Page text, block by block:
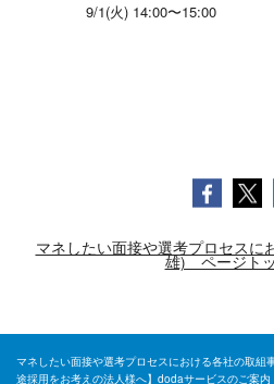
9/1(火) 14:00〜15:00
マネしたい面接や選考プロセスに
雄) ページト
マネしたい面接や選考プロセスにおける各社の取組
途採用をお考えの法人様へ】dodaサービスのご案